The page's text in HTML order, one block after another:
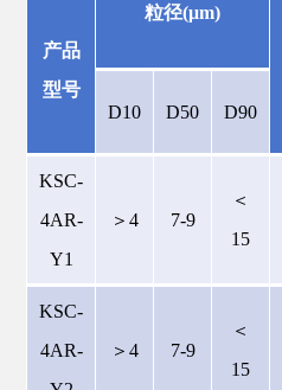
产品
型号
粒径(μm)
D10 D50 D90
KSC-
4AR-
Y1
＞4 7-9
＜
15
KSC-
4AR-
＞4 7-9
＜
15